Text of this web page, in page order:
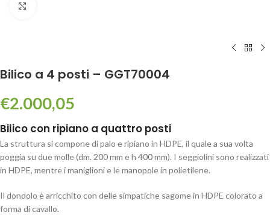
Bilico a 4 posti – GGT70004
€2.000,05
Bilico con ripiano a quattro posti
La struttura si compone di palo e ripiano in HDPE, il quale a sua volta
poggia su due molle (dm. 200 mm e h 400 mm). I seggiolini sono realizzati
in HDPE, mentre i maniglioni e le manopole in polietilene.
Il dondolo è arricchito con delle simpatiche sagome in HDPE colorato a
forma di cavallo.